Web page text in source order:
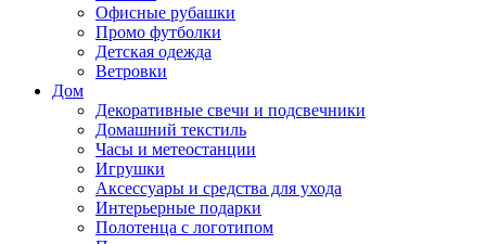
Офисные рубашки
Промо футболки
Детская одежда
Ветровки
Дом
Декоративные свечи и подсвечники
Домашний текстиль
Часы и метеостанции
Игрушки
Аксессуары и средства для ухода
Интерьерные подарки
Полотенца с логотипом